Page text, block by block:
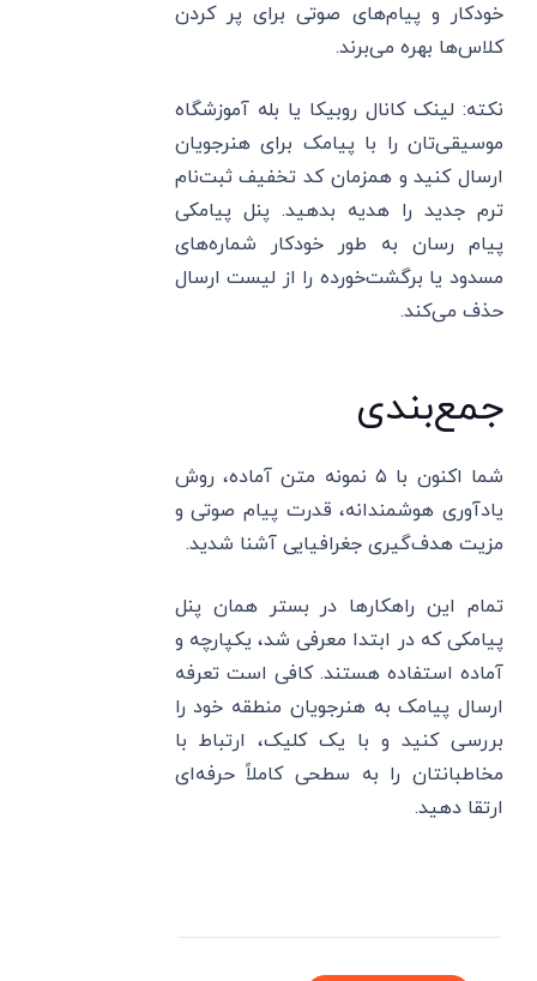
خودکار و پیام‌های صوتی برای پر کردن
کلاس‌ها بهره می‌برند.
نکته: لینک کانال روبیکا یا بله آموزشگاه
موسیقی‌تان را با پیامک برای هنرجویان
ارسال کنید و همزمان کد تخفیف ثبت‌نام
ترم جدید را هدیه بدهید. پنل پیامکی
پیام رسان به طور خودکار شماره‌های
مسدود یا برگشت‌خورده را از لیست ارسال
حذف می‌کند.
جمع‌بندی
شما اکنون با ۵ نمونه متن آماده، روش
یادآوری هوشمندانه، قدرت پیام صوتی و
مزیت هدف‌گیری جغرافیایی آشنا شدید.
تمام این راهکارها در بستر همان پنل
پیامکی که در ابتدا معرفی شد، یکپارچه و
آماده استفاده هستند. کافی است تعرفه
ارسال پیامک به هنرجویان منطقه خود را
بررسی کنید و با یک کلیک، ارتباط با
مخاطبانتان را به سطحی کاملاً حرفه‌ای
ارتقا دهید.